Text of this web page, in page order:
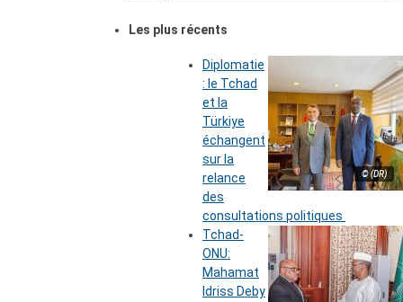
Les plus récents
© (DR)
Diplomatie
: le Tchad
et la
Türkiye
échangent
sur la
relance
des
consultations politiques
Tchad-
ONU:
Mahamat
Idriss Deby